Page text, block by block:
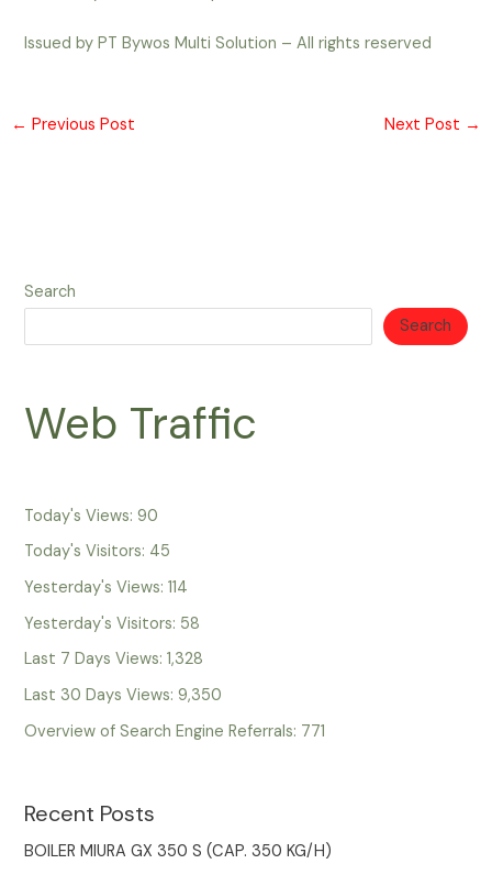
Issued by PT Bywos Multi Solution – All rights reserved
← Previous Post Next Post →
Search
Search
Web Traffic
Today's Views:90
Today's Visitors: 45
Yesterday's Views:114
Yesterday's Visitors: 58
Last 7 Days Views:1,328
Last 30 Days Views:9,350
Overview of Search Engine Referrals: 771
Recent Posts
BOILER MIURA GX 350 S (CAP. 350 KG/H)